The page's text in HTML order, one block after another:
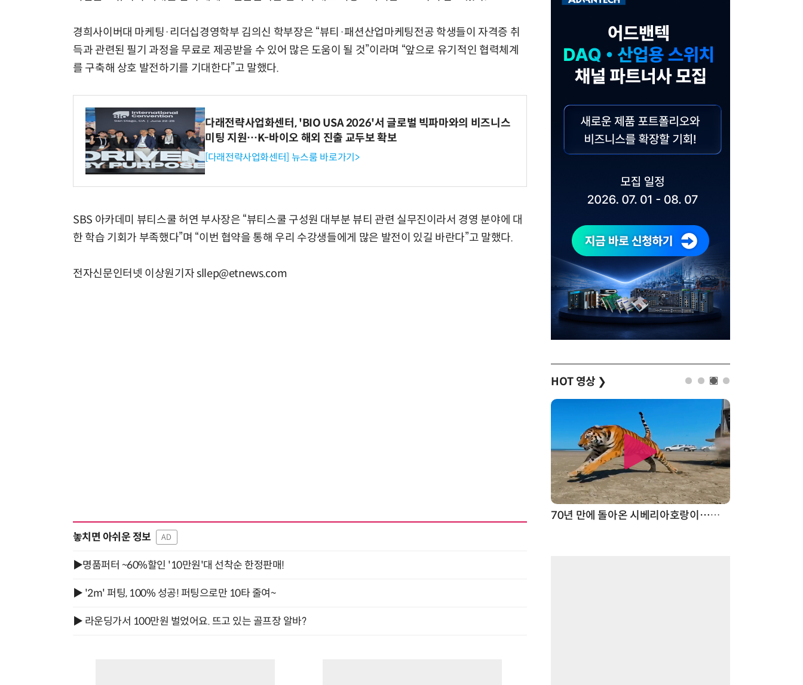
경희사이버대 마케팅·리더십경영학부 김의신 학부장은 “뷰티·패션산업마케팅전공 학생들이 자격증 취
득과 관련된 필기 과정을 무료로 제공받을 수 있어 많은 도움이 될 것”이라며 “앞으로 유기적인 협력체계
를 구축해 상호 발전하기를 기대한다”고 말했다.
다래전략사업화센터, 'BIO USA 2026'서 글로벌 빅파마와의 비즈니스
미팅 지원…K-바이오 해외 진출 교두보 확보
[다래전략사업화센터] 뉴스룸 바로가기>
SBS 아카데미 뷰티스쿨 허연 부사장은 “뷰티스쿨 구성원 대부분 뷰티 관련 실무진이라서 경영 분야에 대
한 학습 기회가 부족했다”며 “이번 협약을 통해 우리 수강생들에게 많은 발전이 있길 바란다”고 말했다.
전자신문인터넷 이상원기자 sllep@etnews.com
놓치면 아쉬운 정보 AD
▶명품퍼터 ~60%할인 '10만원'대 선착순 한정판매!
▶ '2m' 퍼팅, 100% 성공! 퍼팅으로만 10타 줄여~
▶ 라운딩가서 100만원 벌었어요. 뜨고 있는 골프장 알바?
HOT 영상 ❯
70년 만에 돌아온 시베리아호랑이…카자흐스탄 야생에 풀렸다